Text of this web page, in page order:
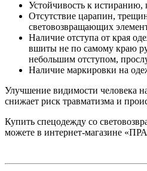
Устойчивость к истиранию,
Отсутствие царапин,
световозвращающих
Наличие отступа от края
вшиты не по самому краю
небольшим отступом,
Наличие маркировки на
Улучшение видимости человека
снижает риск травматизма и
Купить спецодежду со
можете в интернет-магазине